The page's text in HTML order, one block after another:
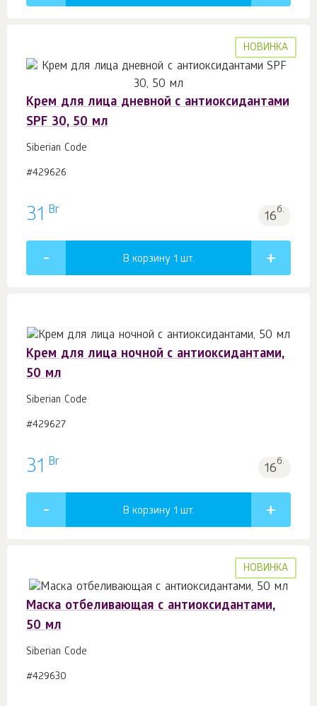
НОВИНКА
Крем для лица дневной с антиоксидантами
SPF 30, 50 мл
Siberian Code
#429626
31 Br 16б.
В корзину 1 шт.
Крем для лица ночной с антиоксидантами,
50 мл
Siberian Code
#429627
31 Br 16б.
В корзину 1 шт.
НОВИНКА
Маска отбеливающая c антиоксидантами,
50 мл
Siberian Code
#429630